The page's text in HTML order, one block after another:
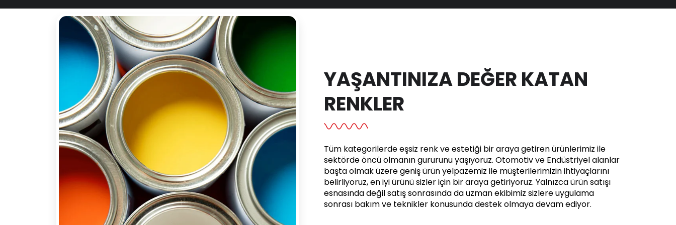
YAŞANTINIZA DEĞER KATAN
RENKLER
Tüm kategorilerde eşsiz renk ve estetiği bir araya getiren ürünlerimiz ile
sektörde öncü olmanın gururunu yaşıyoruz. Otomotiv ve Endüstriyel alanlar
başta olmak üzere geniş ürün yelpazemiz ile müşterilerimizin ihtiyaçlarını
belirliyoruz, en iyi ürünü sizler için bir araya getiriyoruz. Yalnızca ürün satışı
esnasında değil satış sonrasında da uzman ekibimiz sizlere uygulama
sonrası bakım ve teknikler konusunda destek olmaya devam ediyor.